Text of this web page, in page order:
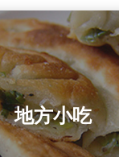
地方小吃